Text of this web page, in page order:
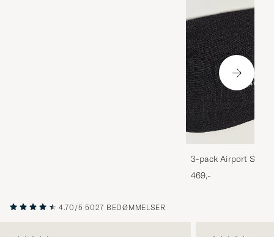
3-pack Airport
Melange
469,-
4.70/5 5027 BEDØMMELSER